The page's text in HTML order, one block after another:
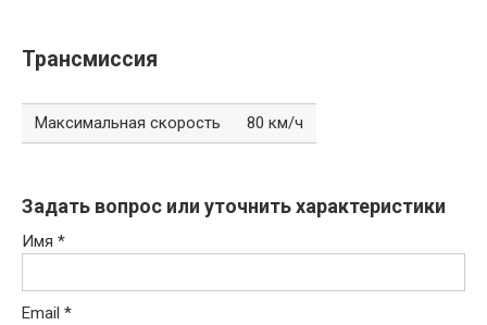
Трансмиссия
Максимальная скорость 80 км/ч
Задать вопрос или уточнить характеристики
Имя *
Email *